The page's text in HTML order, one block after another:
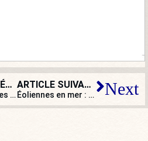
ARTICLE PRÉCÉDENT
Baccalauréat : des élèves saqués… parce que juifs ?
ARTICLE SUIVANT
Éoliennes en mer : la contre-proposition des élus vendéens Next